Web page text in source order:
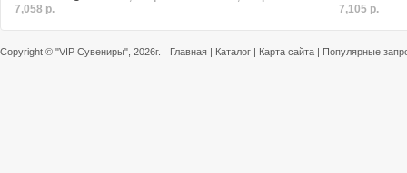
7,058 р.
7,105 р.
Copyright © "VIP Сувениры" , 2026г. Главная | Каталог | Карта сайта | Популярные